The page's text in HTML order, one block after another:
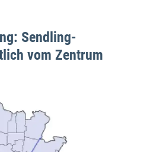
Sendling-
vom Zentrum